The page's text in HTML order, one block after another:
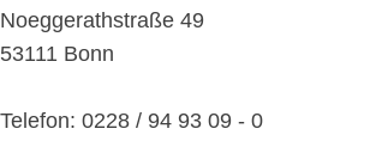
Noeggerathstraße 49
53111 Bonn
Telefon: 0228 / 94 93 09 - 0